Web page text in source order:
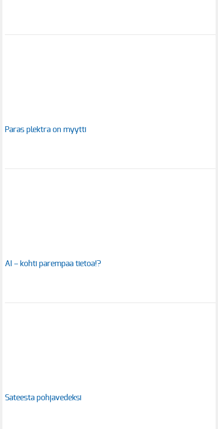
Paras plektra on myytti
AI – kohti parempaa tietoa!?
Sateesta pohjavedeksi